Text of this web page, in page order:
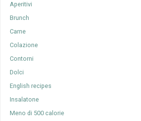
Aperitivi
Brunch
Carne
Colazione
Contorni
Dolci
English recipes
Insalatone
Meno di 500 calorie